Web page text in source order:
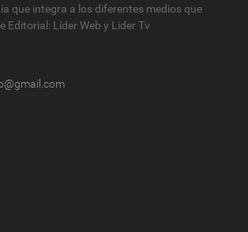
que integra a los diferentes medios que
Editorial: Líder Web y Líder Tv